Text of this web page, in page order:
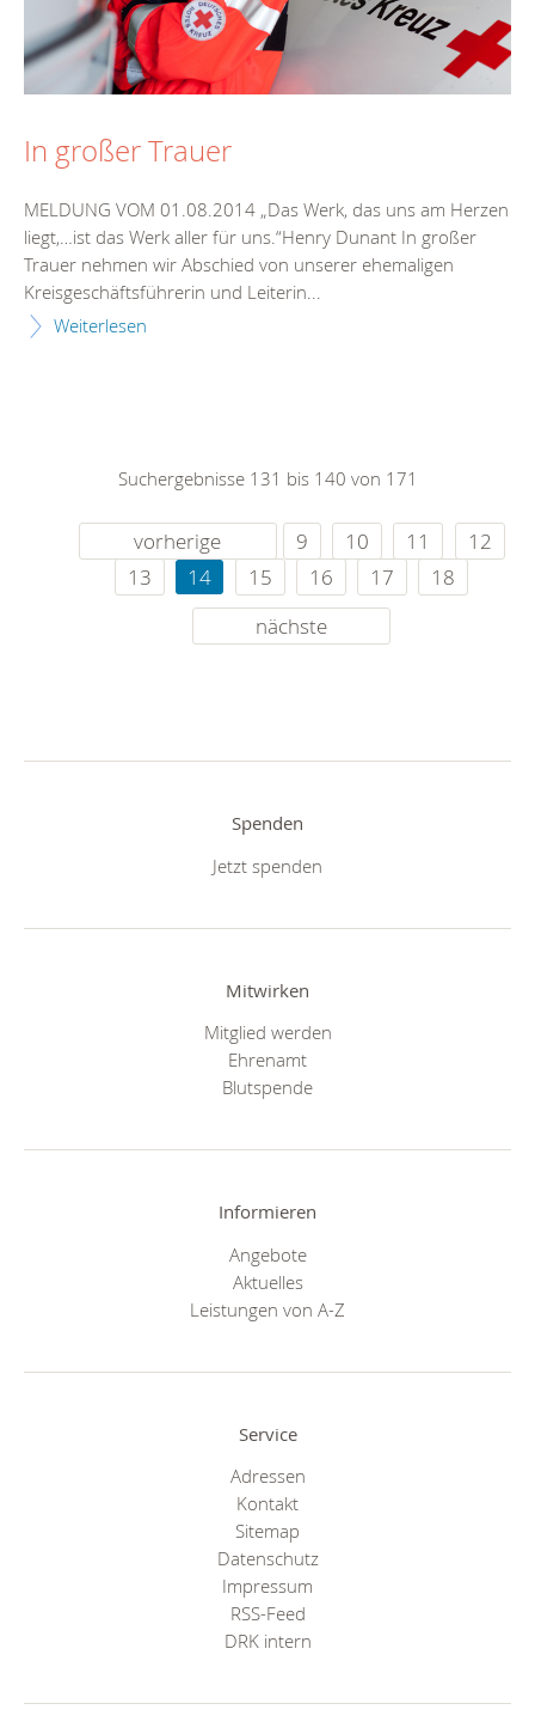
In großer Trauer
MELDUNG VOM 01.08.2014 „Das Werk, das uns am Herzen
liegt,…ist das Werk aller für uns.“Henry Dunant In großer
Trauer nehmen wir Abschied von unserer ehemaligen
Kreisgeschäftsführerin und Leiterin...
Weiterlesen
Suchergebnisse 131 bis 140 von 171
vorherige 9 10 11
12
13
14 15 16 17
18
nächste
Spenden
Jetzt spenden
Mitwirken
Mitglied werden
Ehrenamt
Blutspende
Informieren
Angebote
Aktuelles
Leistungen von A-Z
Service
Adressen
Kontakt
Sitemap
Datenschutz
Impressum
RSS-Feed
DRK intern